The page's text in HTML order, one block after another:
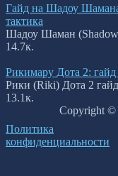
Гайд на Шадоу
тактика
Шадоу Шаман (Shadow
14.7к.
Рикимару Дота 2:
Рики (Riki) Дота 2
13.1к.
Copyright ©
Политика
конфиденциальности